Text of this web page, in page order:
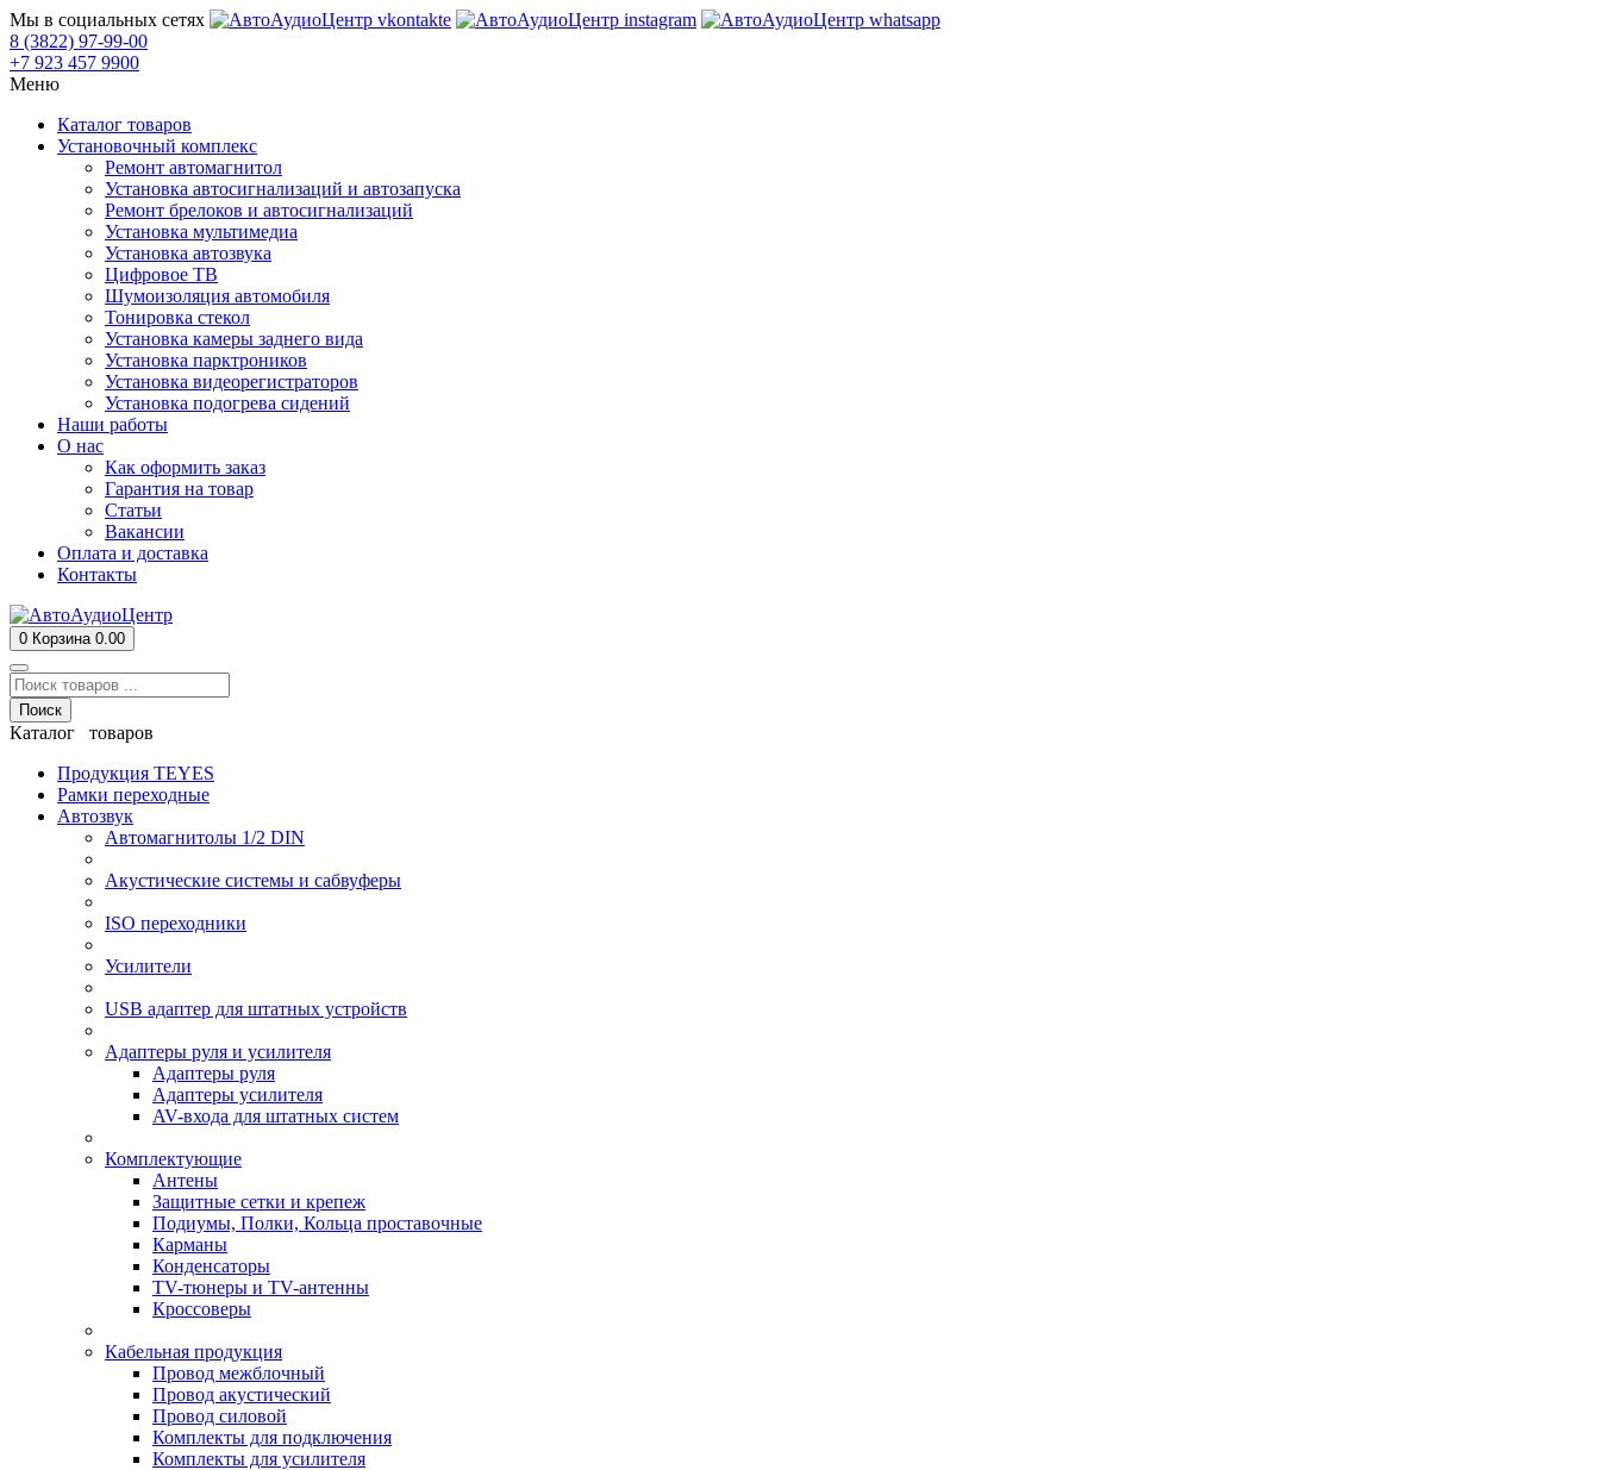
Мы в социальных сетях
8 (3822) 97-99-00
+7 923 457 9900
Меню
Каталог товаров
Установочный комплекс
Ремонт автомагнитол
Установка автосигнализаций и автозапуска
Ремонт брелоков и автосигнализаций
Установка мультимедиа
Установка автозвука
Цифровое ТВ
Шумоизоляция автомобиля
Тонировка стекол
Установка камеры заднего вида
Установка парктроников
Установка видеорегистраторов
Установка подогрева сидений
Наши работы
О нас
Как оформить заказ
Гарантия на товар
Статьи
Вакансии
Оплата и доставка
Контакты
0 Корзина 0.00
Поиск
Каталог товаров
Продукция TEYES
Рамки переходные
Автозвук
Автомагнитолы 1/2 DIN
Акустические системы и сабвуферы
ISO переходники
Усилители
USB адаптер для штатных устройств
Адаптеры руля и усилителя
Адаптеры руля
Адаптеры усилителя
AV-входа для штатных систем
Комплектующие
Антены
Защитные сетки и крепеж
Подиумы, Полки, Кольца проставочные
Карманы
Конденсаторы
TV-тюнеры и TV-антенны
Кроссоверы
Кабельная продукция
Провод межблочный
Провод акустический
Провод силовой
Комплекты для подключения
Комплекты для усилителя